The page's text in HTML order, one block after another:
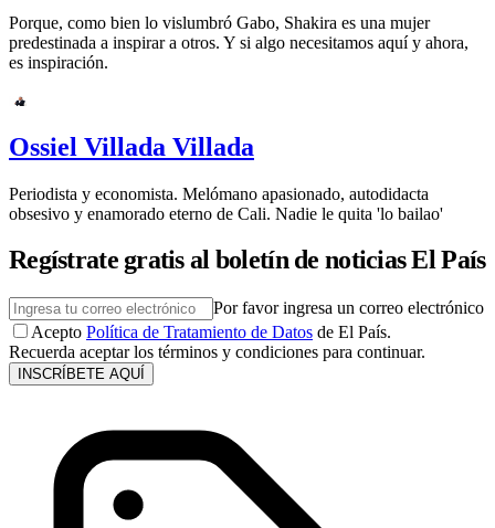
Porque, como bien lo vislumbró Gabo, Shakira es una mujer
predestinada a inspirar a otros. Y si algo necesitamos aquí y ahora,
es inspiración.
Ossiel Villada Villada
Periodista y economista. Melómano apasionado, autodidacta
obsesivo y enamorado eterno de Cali. Nadie le quita 'lo bailao'
Regístrate gratis al boletín de noticias El País
Por favor ingresa un correo electrónico
Acepto Política de Tratamiento de Datos de El País.
Recuerda aceptar los términos y condiciones para continuar.
INSCRÍBETE AQUÍ